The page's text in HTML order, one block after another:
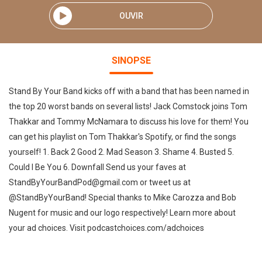
OUVIR
SINOPSE
Stand By Your Band kicks off with a band that has been named in
the top 20 worst bands on several lists! Jack Comstock joins Tom
Thakkar and Tommy McNamara to discuss his love for them! You
can get his playlist on Tom Thakkar's Spotify, or find the songs
yourself! 1. Back 2 Good 2. Mad Season 3. Shame 4. Busted 5.
Could I Be You 6. Downfall Send us your faves at
StandByYourBandPod@gmail.com or tweet us at
@StandByYourBand! Special thanks to Mike Carozza and Bob
Nugent for music and our logo respectively! Learn more about
your ad choices. Visit podcastchoices.com/adchoices